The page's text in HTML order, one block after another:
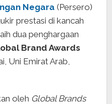
Negara (Persero)
prestasi di kancah
dua penghargaan
Brand Awards
Uni Emirat Arab,
oleh Global Brands